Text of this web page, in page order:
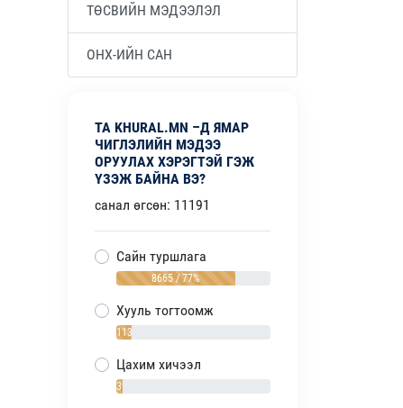
ТӨСВИЙН МЭДЭЭЛЭЛ
ОНХ-ИЙН САН
ТА KHURAL.MN –Д ЯМАР
ЧИГЛЭЛИЙН МЭДЭЭ
ОРУУЛАХ ХЭРЭГТЭЙ ГЭЖ
ҮЗЭЖ БАЙНА ВЭ?
санал өгсөн: 11191
Сайн туршлага
8665 / 77%
Хууль тогтоомж
1138 / 10%
Цахим хичээл
393 / 4%